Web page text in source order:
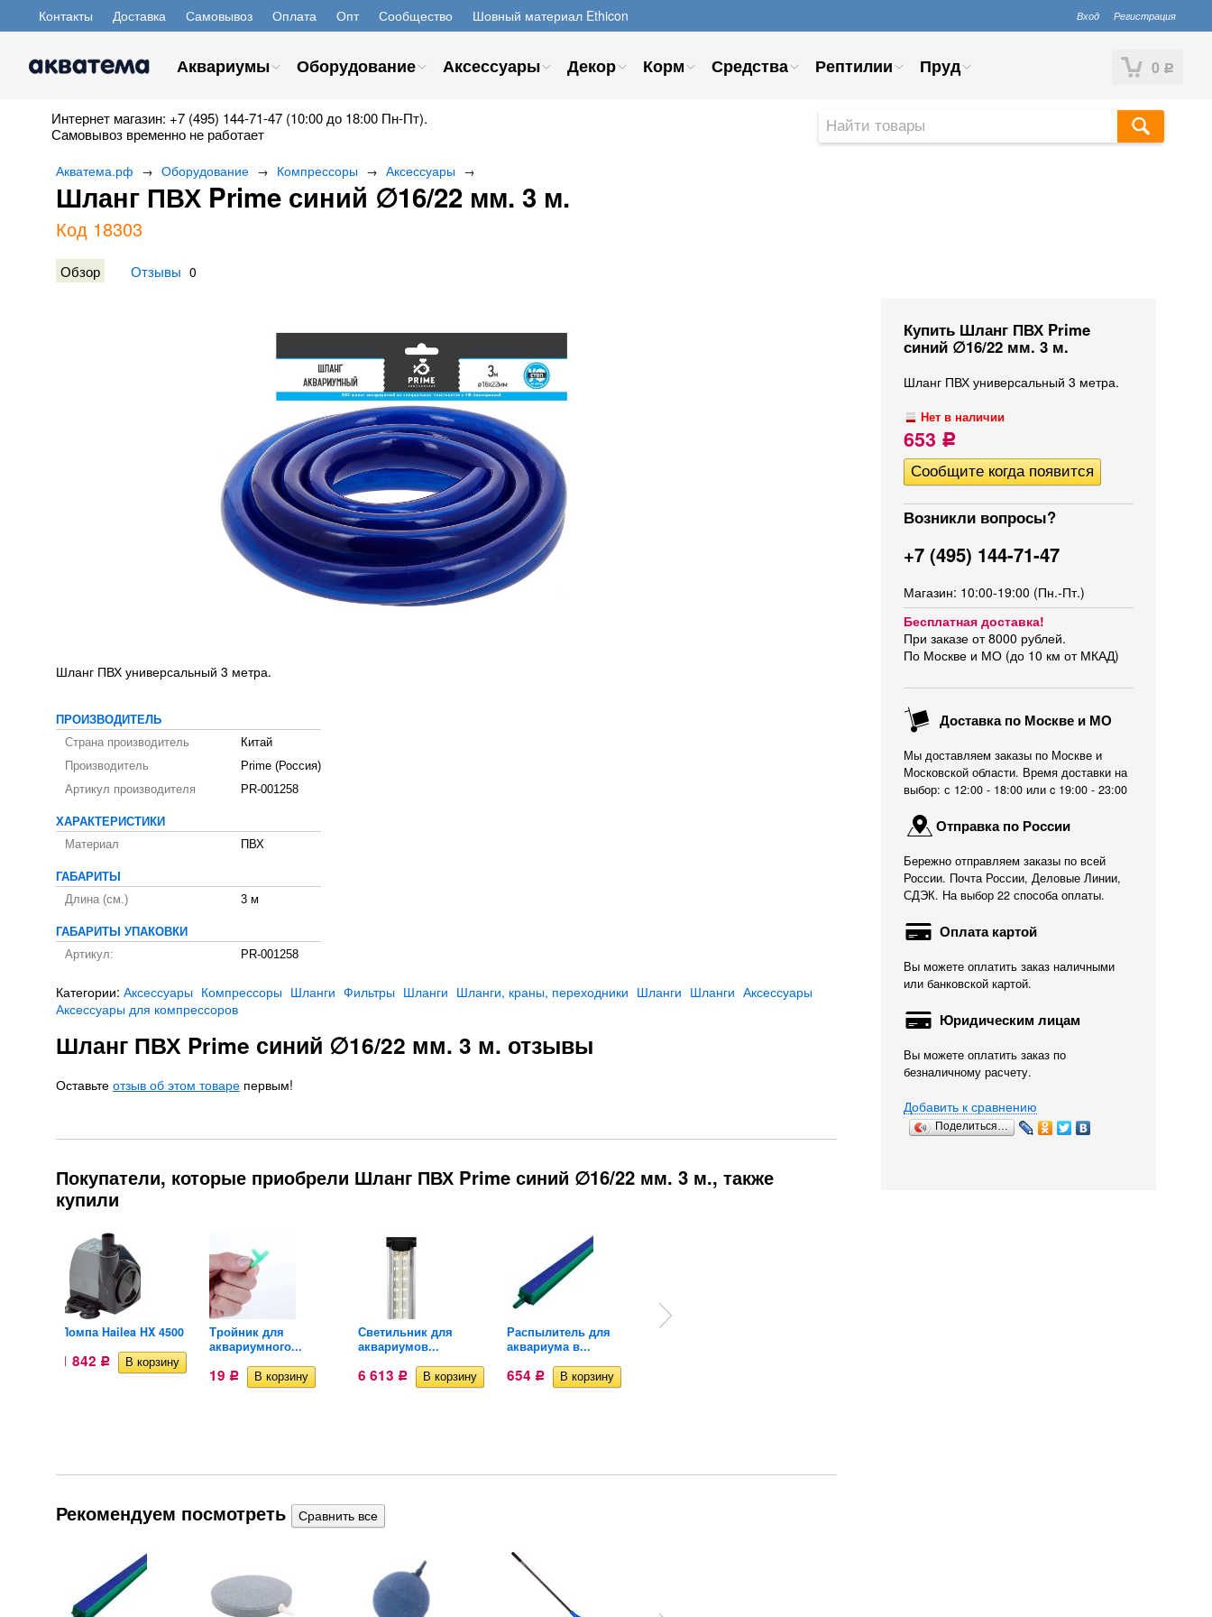
Контакты Доставка Самовывоз Оплата Опт Сообщество Шовный материал Ethicon Вход Регистрация
0 Р
Аквариумы Оборудование Аксессуары Декор Корм Средства Рептилии Пруд
Интернет магазин: +7 (495) 144-71-47 (10:00 до 18:00 Пн-Пт).
Самовывоз временно не работает
Акватема.рф → Оборудование → Компрессоры → Аксессуары →
Шланг ПВХ Prime синий ∅16/22 мм. 3 м.
Код 18303
Обзор Отзывы 0
Купить Шланг ПВХ Prime
синий ∅16/22 мм. 3 м.
Шланг ПВХ универсальный 3 метра.
Нет в наличии
653 Р
Возникли вопросы?
+7 (495) 144-71-47
Магазин: 10:00-19:00 (Пн.-Пт.)
Бесплатная доставка!
При заказе от 8000 рублей.
По Москве и МО (до 10 км от МКАД)
Доставка по Москве и МО
Мы доставляем заказы по Москве и
Московской области. Время доставки на
выбор: с 12:00 - 18:00 или c 19:00 - 23:00
Отправка по России
Бережно отправляем заказы по всей
России. Почта России, Деловые Линии,
СДЭК. На выбор 22 способа оплаты.
Оплата картой
Вы можете оплатить заказ наличными
или банковской картой.
Юридическим лицам
Вы можете оплатить заказ по
безналичному расчету.
Добавить к сравнению
Поделиться…
Шланг ПВХ универсальный 3 метра.
ПРОИЗВОДИТЕЛЬ
Страна производитель
Китай
Производитель
Prime (Россия)
Артикул производителя
PR-001258
ХАРАКТЕРИСТИКИ
Материал
ПВХ
ГАБАРИТЫ
Длина (см.)
3 м
ГАБАРИТЫ УПАКОВКИ
Артикул:
PR-001258
Категории: Аксессуары Компрессоры Шланги Фильтры Шланги Шланги, краны, переходники Шланги Шланги Аксессуары
Аксессуары для компрессоров
Шланг ПВХ Prime синий ∅16/22 мм. 3 м. отзывы
Оставьте отзыв об этом товаре первым!
Покупатели, которые приобрели Шланг ПВХ Prime синий ∅16/22 мм. 3 м., также
купили
Помпа Hailea HX 4500
1 842 Р
Тройник для
аквариумного...
19 Р
Светильник для
аквариумов...
6 613 Р
Распылитель для
аквариума в...
654 Р
Термометр для
Рекомендуем посмотреть